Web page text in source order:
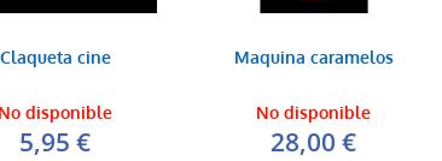
Claqueta cine
disponible
5,95 €
Maquina caramelos
No disponible
28,00 €